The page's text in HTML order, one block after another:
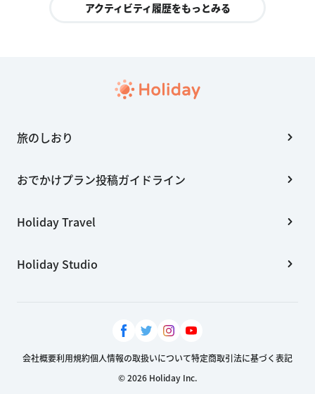
アクティビティ履歴をもっとみる
旅のしおり
おでかけプラン投稿ガイドライン
Holiday Travel
Holiday Studio
会社概要利用規約個人情報の取扱いについて特定商取引法に基づく表記
© 2026 Holiday Inc.